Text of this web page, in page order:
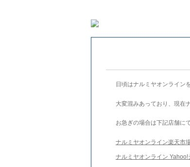
日頃はナルミヤオンライン
大変混みあっており、現在
お急ぎの場合は下記店舗に
ナルミヤオンライン楽天市
ナルミヤオンライン